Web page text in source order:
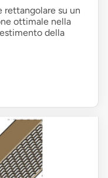
rettangolare su un
ottimale nella
della